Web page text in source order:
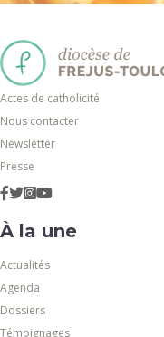
Actes de catholicité
Nous contacter
Newsletter
Presse
À la une
Actualités
Agenda
Dossiers
Témoignages